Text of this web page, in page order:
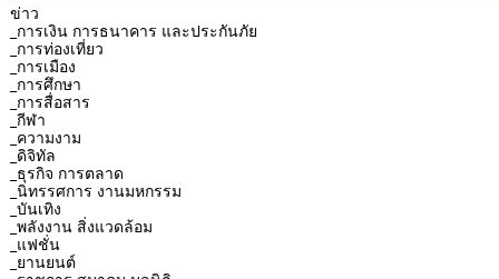
ข่าว
_การเงิน การธนาคาร และประกันภัย
_การท่องเที่ยว
_การเมือง
_การศึกษา
_การสื่อสาร
_กีฬา
_ความงาม
_ดิจิทัล
_ธุรกิจ การตลาด
_นิทรรศการ งานมหกรรม
_บันเทิง
_พลังงาน สิ่งแวดล้อม
_แฟชั่น
_ยานยนต์